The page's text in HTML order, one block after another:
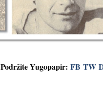
Podržite Yugopapir: FB TW